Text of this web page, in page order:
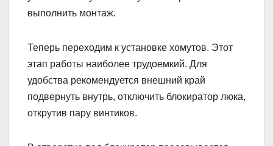
выполнить монтаж.
Теперь переходим к установке хомутов. Этот
этап работы наиболее трудоемкий. Для
удобства рекомендуется внешний край
подвернуть внутрь, отключить блокиратор люка,
открутив пару винтиков.